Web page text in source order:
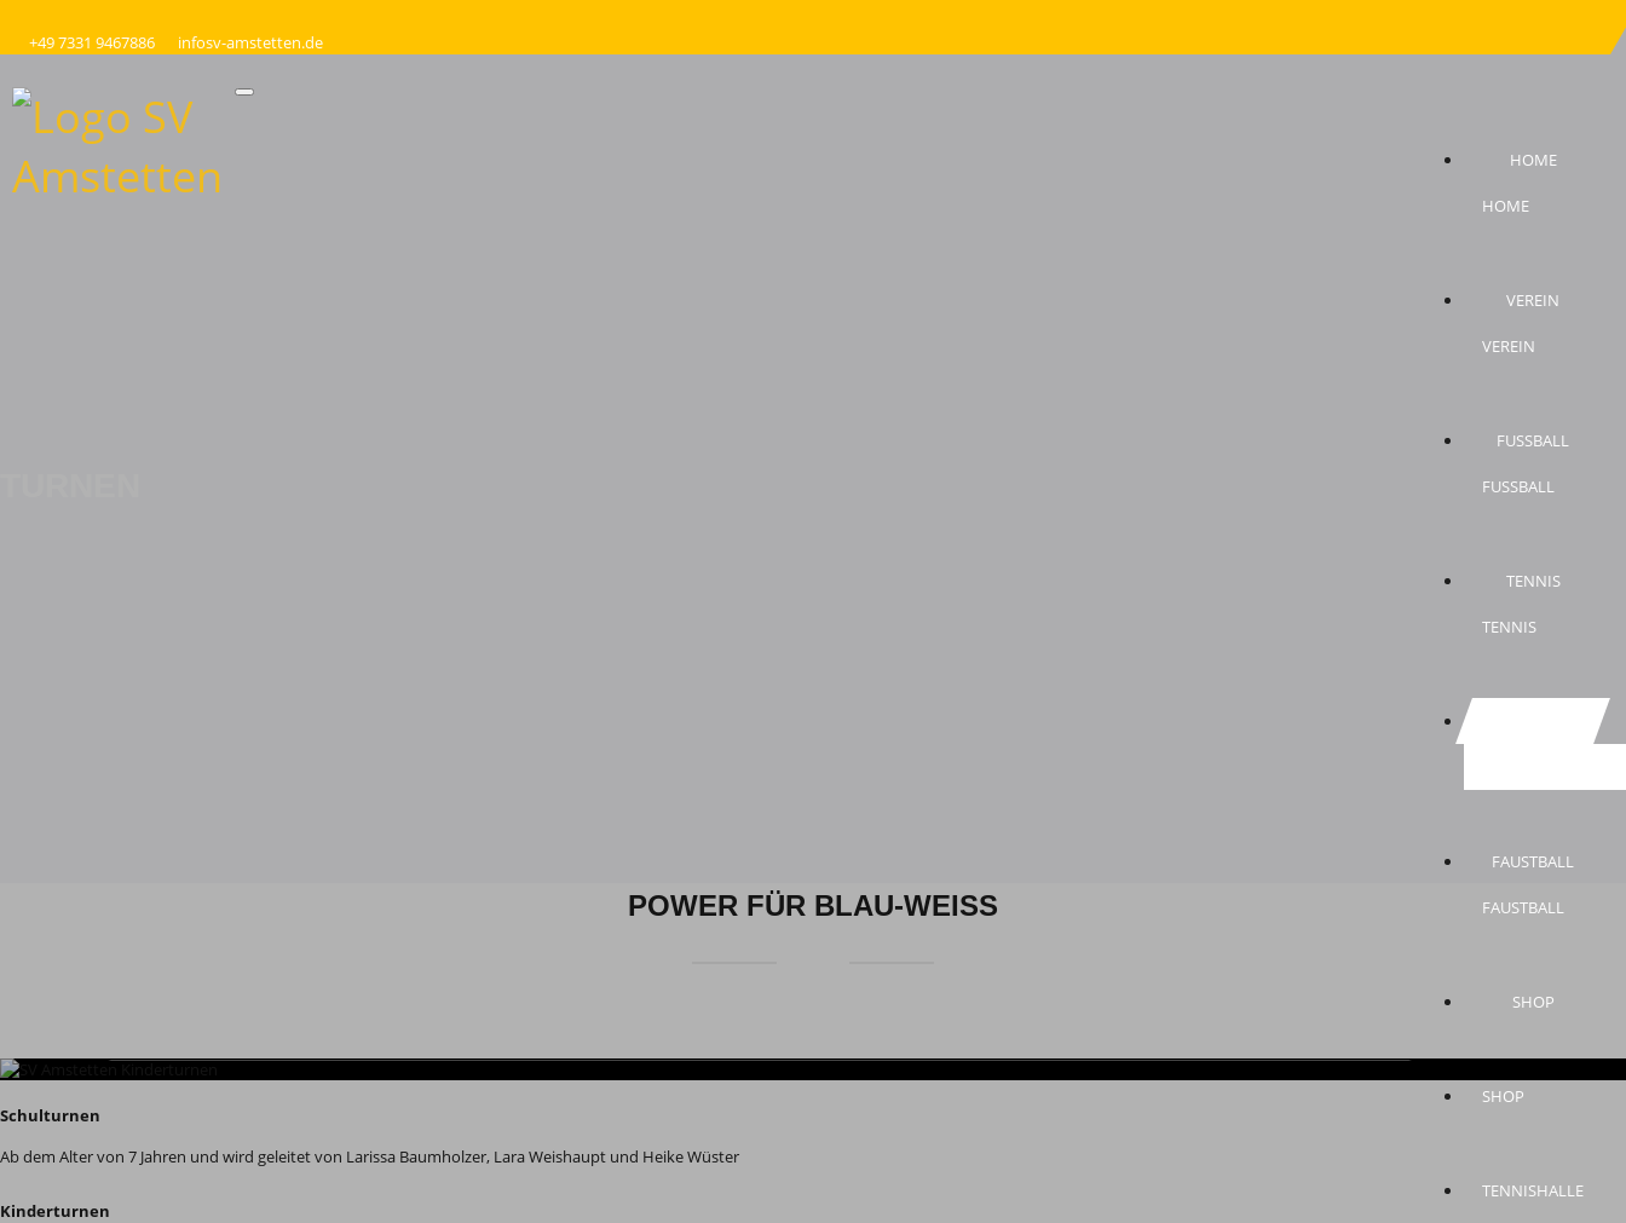
+49 7331 9467886 infosv-amstetten.de
HOME
HOME
VEREIN
VEREIN
FUSSBALL
FUSSBALL
TENNIS
TENNIS
FAUSTBALL
FAUSTBALL
SHOP
SHOP
TENNISHALLE
POWER FÜR BLAU-WEISS
Schulturnen
Ab dem Alter von 7 Jahren und wird geleitet von Larissa Baumholzer, Lara Weishaupt und Heike Wüster
Kinderturnen